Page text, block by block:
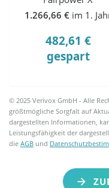
1.266,66 € im 1.
482,61 €
gespart
© 2025 Verivox GmbH - Alle
größtmögliche Sorgfalt auf
dargestellten Informationen,
Leistungsfähigkeit der
dieAGB und